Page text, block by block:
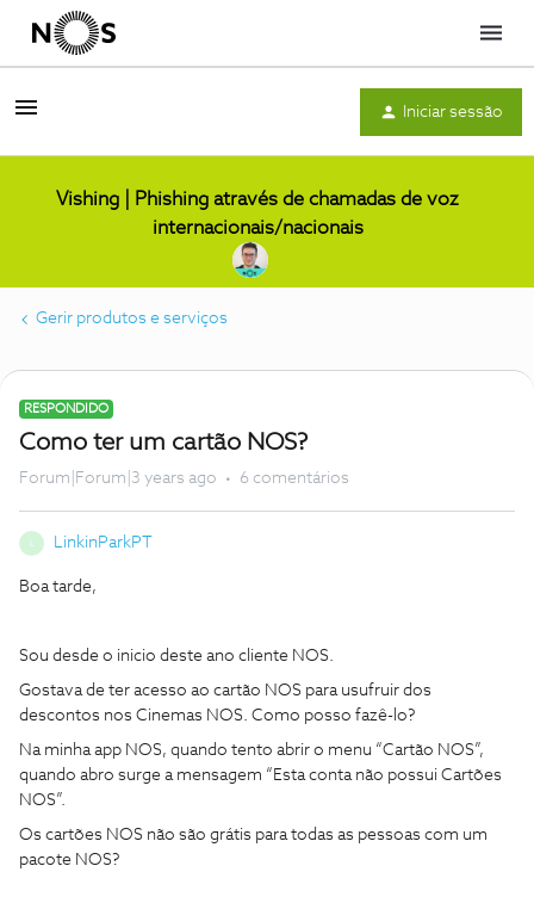
Menu
Iniciar sessão
Vishing | Phishing através de chamadas de voz
internacionais/nacionais
Gerir produtos e serviços
RESPONDIDO
Como ter um cartão NOS?
Forum|Forum|3 years ago 6 comentários
LinkinParkPT
Boa tarde,
Sou desde o inicio deste ano cliente NOS.
Gostava de ter acesso ao cartão NOS para usufruir dos
descontos nos Cinemas NOS. Como posso fazê-lo?
Na minha app NOS, quando tento abrir o menu “Cartão NOS”,
quando abro surge a mensagem “Esta conta não possui Cartões
NOS”.
Os cartões NOS não são grátis para todas as pessoas com um
pacote NOS?